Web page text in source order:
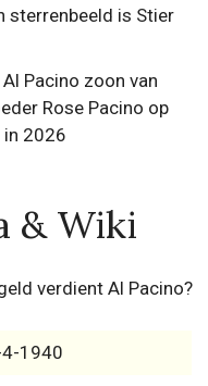
sterrenbeeld is Stier
& Wiki
verdient Al Pacino?
1940